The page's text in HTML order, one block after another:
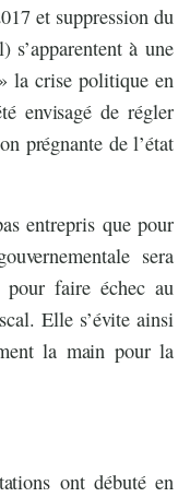
et suppression du
à une
la crise politique en
envisagé de régler
prégnante de l’état
entrepris que pour
sera
faire échec au
Elle s’évite ainsi
la main pour la
ont débuté en